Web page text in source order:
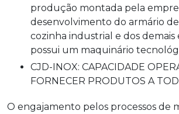
produção montada pela
desenvolvimento do armário
cozinha industrial e dos
possui um maquinário
CJD-INOX: CAPACIDADE OPERACIONAL PARA
FORNECER PRODUTOS A
O engajamento pelos processos de